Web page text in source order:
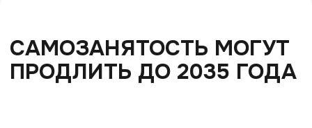
Депутаты предложилиувеличить
максимальный годовой доход для
самозанятых
— впервые с 2019 года.
Если закон примут, изменения вступят